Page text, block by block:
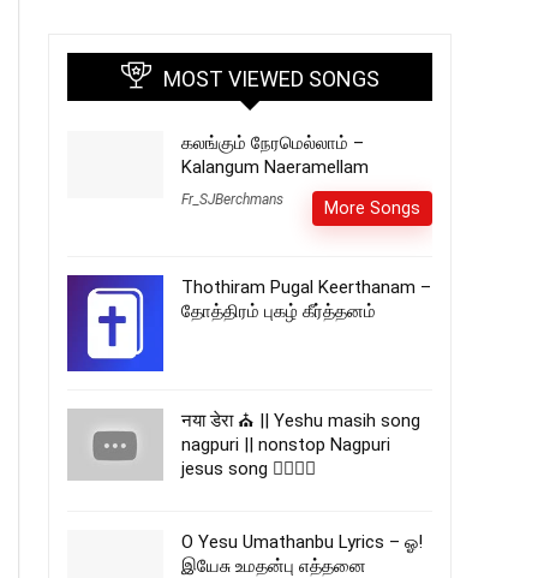
MOST VIEWED SONGS
கலங்கும் நேரமெல்லாம் –
Kalangum Naeramellam
Fr_SJBerchmans More Songs
Thothiram Pugal Keerthanam –
தோத்திரம் புகழ் கீர்த்தனம்
नया डेरा ⛪ || Yeshu masih song
nagpuri || nonstop Nagpuri
jesus song ❤‍🔥⛪🍓
O Yesu Umathanbu Lyrics – ஓ!
இயேசு உமதன்பு எத்தனை